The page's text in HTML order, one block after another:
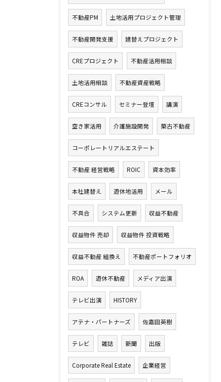
不動産PM 土地活用プロジェクト管理
不動産開発支援 建替えプロジェクト
CREプロジェクト 不動産活用相談
土地活用相談 不動産資産戦略
CREコンサル セミナー登壇 講演
空き家活用 介護施設開発 築古不動産
コーポレートリアルエステート
不動産 経営戦略 ROIC 資本効率
本社建替え 遊休地活用 メール
不具合 システム更新 収益不動産
収益物件 売却 収益物件 投資戦略
収益不動産 組換え 不動産ポートフォリオ
ROA 遊休不動産 メディア出演
テレビ出演 HISTORY
アテナ・パートナーズ 佐嘉田英樹
テレビ 雑誌 新聞 出版
Corporate Real Estate 企業経営